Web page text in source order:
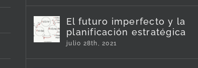
El futuro imperfecto y la
planificación estratégica
julio 28th, 2021